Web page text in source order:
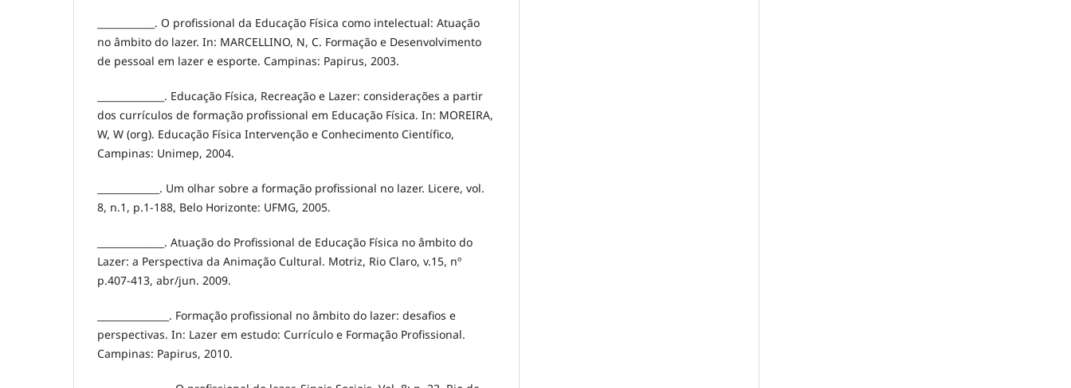
____________. O profissional da Educação Física como intelectual: Atuação
no âmbito do lazer. In: MARCELLINO, N, C. Formação e Desenvolvimento
de pessoal em lazer e esporte. Campinas: Papirus, 2003.
______________. Educação Física, Recreação e Lazer: considerações a partir
dos currículos de formação profissional em Educação Física. In: MOREIRA,
W, W (org). Educação Física Intervenção e Conhecimento Científico,
Campinas: Unimep, 2004.
_____________. Um olhar sobre a formação profissional no lazer. Licere, vol.
8, n.1, p.1-188, Belo Horizonte: UFMG, 2005.
______________. Atuação do Profissional de Educação Física no âmbito do
Lazer: a Perspectiva da Animação Cultural. Motriz, Rio Claro, v.15, nº
p.407-413, abr/jun. 2009.
_______________. Formação profissional no âmbito do lazer: desafios e
perspectivas. In: Lazer em estudo: Currículo e Formação Profissional.
Campinas: Papirus, 2010.